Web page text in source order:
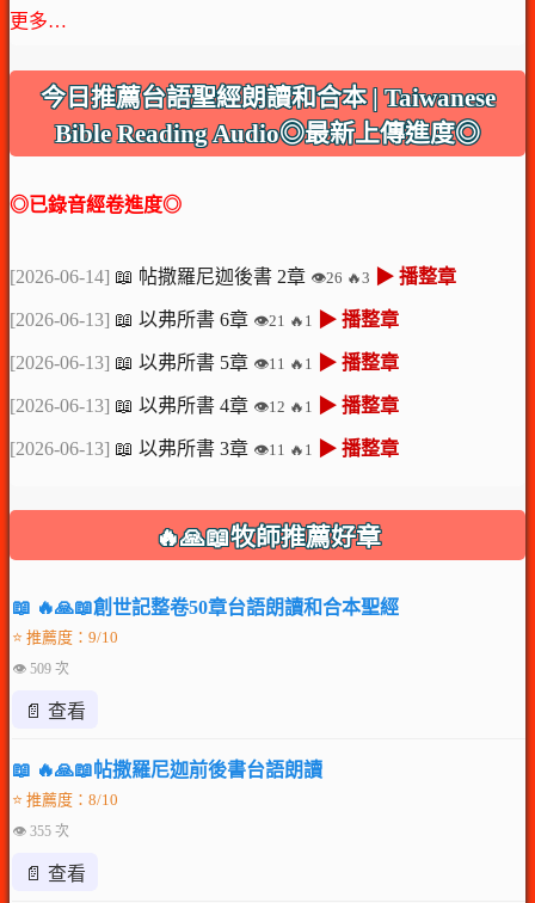
更多…
今日推薦台語聖經朗讀和合本 | Taiwanese
Bible Reading Audio◎最新上傳進度◎
◎已錄音經卷進度◎
[2026-06-14] 📖 帖撒羅尼迦後書 2章 👁️26 🔥3 ▶ 播整章
[2026-06-13] 📖 以弗所書 6章 👁️21 🔥1 ▶ 播整章
[2026-06-13] 📖 以弗所書 5章 👁️11 🔥1 ▶ 播整章
[2026-06-13] 📖 以弗所書 4章 👁️12 🔥1 ▶ 播整章
[2026-06-13] 📖 以弗所書 3章 👁️11 🔥1 ▶ 播整章
🔥🙏📖牧師推薦好章
📖 🔥🙏📖創世記整卷50章台語朗讀和合本聖經
⭐ 推薦度：9/10
👁 509 次
📄 查看
📖 🔥🙏📖帖撒羅尼迦前後書台語朗讀
⭐ 推薦度：8/10
👁 355 次
📄 查看